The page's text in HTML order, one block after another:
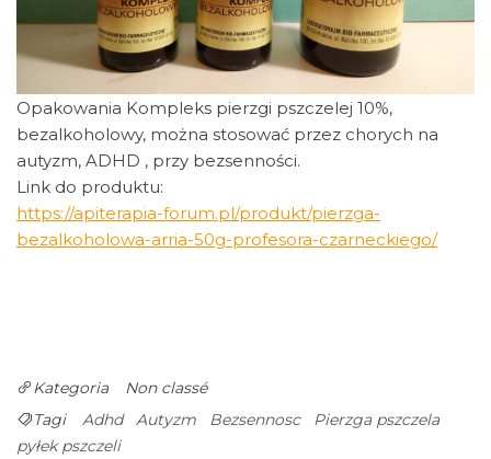
Opakowania Kompleks pierzgi pszczelej 10%,
bezalkoholowy, można stosować przez chorych na
autyzm, ADHD , przy bezsenności.
Link do produktu:
https://apiterapia-forum.pl/produkt/pierzga-
bezalkoholowa-arria-50g-profesora-czarneckiego/
Kategoria
Non classé
Tagi
Adhd Autyzm Bezsennosc
Pierzga pszczela
pyłek pszczeli